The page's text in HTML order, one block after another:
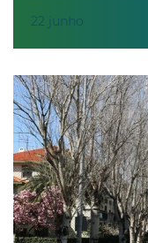
22 junho